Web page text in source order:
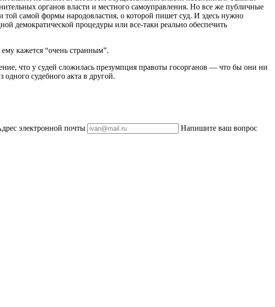
органов власти и местного самоуправления. Но все же публичные
той самой формы народовластия, о которой пишет суд. И здесь нужно
демократической процедуры или все-таки реально обеспечить
кажется “очень странным”.
что у судей сложилась презумпция правоты госорганов — что бы они ни
судебного акта в другой.
электронной почты Напишите ваш вопрос